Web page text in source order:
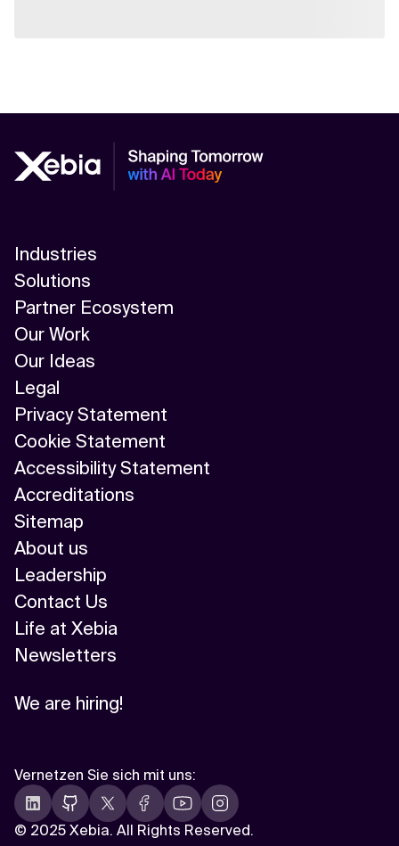
Industries
Solutions
Partner Ecosystem
Our Work
Our Ideas
Legal
Privacy Statement
Cookie Statement
Accessibility Statement
Accreditations
Sitemap
About us
Leadership
Contact Us
Life at Xebia
Newsletters
We are hiring!
© 2025 Xebia. All Rights Reserved.
Vernetzen Sie sich mit uns: